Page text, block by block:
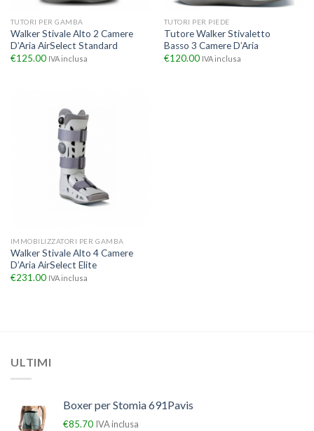
TUTORI PER GAMBA
Walker Stivale Alto 2 Camere
D’Aria AirSelect Standard
€125.00 IVA inclusa
TUTORI PER PIEDE
Tutore Walker Stivaletto
Basso 3 Camere D’Aria
€120.00 IVA inclusa
IMMOBILIZZATORI PER GAMBA
Walker Stivale Alto 4 Camere
D’Aria AirSelect Elite
€231.00 IVA inclusa
ULTIMI
Boxer per Stomia 691Pavis
€85.70 IVA inclusa